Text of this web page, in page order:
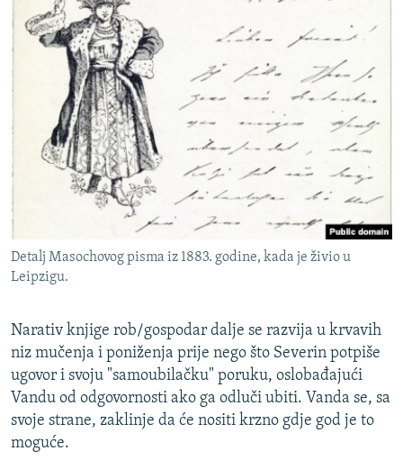
Detalj Masochovog pisma iz 1883. godine, kada je živio u
Leipzigu.
Narativ knjige rob/gospodar dalje se razvija u krvavih
niz mučenja i poniženja prije nego što Severin potpiše
ugovor i svoju "samoubilačku" poruku, oslobađajući
Vandu od odgovornosti ako ga odluči ubiti. Vanda se, sa
svoje strane, zaklinje da će nositi krzno gdje god je to
moguće.